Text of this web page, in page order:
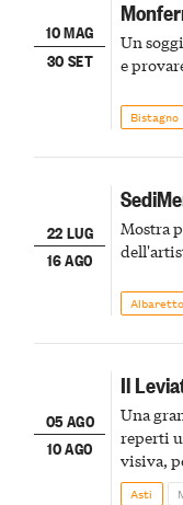
10 MAG
30 SET
Un
e
Bistagno
22 LUG
16 AGO
Mostra
05 AGO
10 AGO
Il
Una
reperti
visiva,
della
Asti